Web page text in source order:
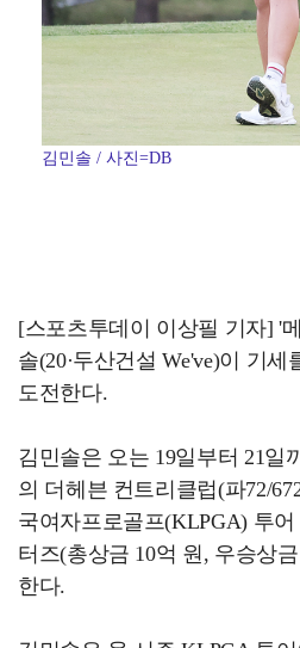
김민솔 / 사진=DB
[스포츠투데이 이상필 기자] '
솔(20·두산건설 We've)이 기
도전한다.
김민솔은 오는 19일부터 21일
의 더헤븐 컨트리클럽(파72/
국여자프로골프(KLPGA) 투
터즈(총상금 10억 원, 우승상
한다.